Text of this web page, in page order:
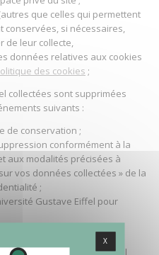
que celles qui permettent
conservées, si nécessaires,
de leur collecte,
données relatives aux cookies
des cookies ;
collectées sont supprimées
suivants :
de conservation ;
conformément à la
aux modalités précisées à
vos données collectées » de la
;
Gustave Eiffel pour
fonctionnement du site et
à caractère personnel
X